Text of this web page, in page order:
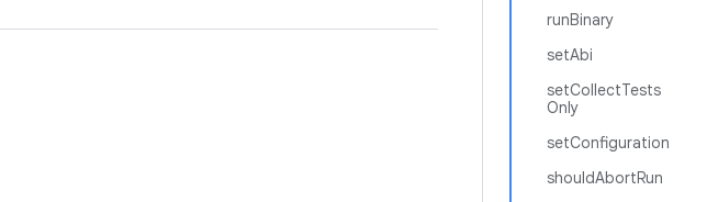
runBinary
setAbi
setCollectTests
Only
setConfiguration
shouldAbortRun